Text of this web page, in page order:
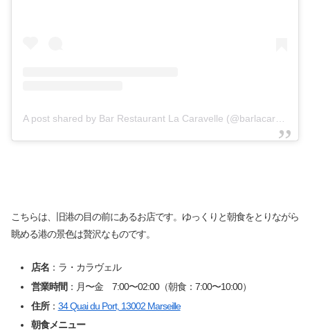
A post shared by Bar Restaurant La Caravelle (@barlacaravelle)
こちらは、旧港の目の前にあるお店です。ゆっくりと朝食をとりながら
眺める港の景色は贅沢なものです。
店名：ラ・カラヴェル
営業時間 ：月〜金 7:00〜02:00（朝食：7:00〜10:00）
住所： 34 Quai du Port, 13002 Marseille
朝食メニュー